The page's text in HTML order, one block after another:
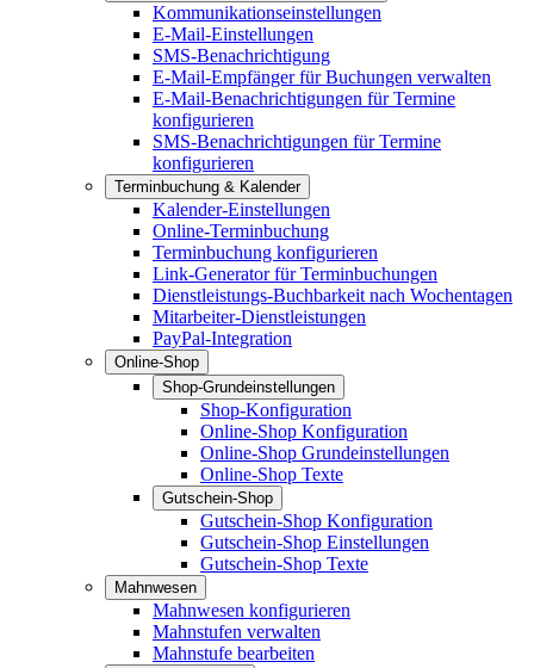
Kommunikationseinstellungen
E-Mail-Einstellungen
SMS-Benachrichtigung
E-Mail-Empfänger für Buchungen verwalten
E-Mail-Benachrichtigungen für Termine
konfigurieren
SMS-Benachrichtigungen für Termine
konfigurieren
Terminbuchung & Kalender
Kalender-Einstellungen
Online-Terminbuchung
Terminbuchung konfigurieren
Link-Generator für Terminbuchungen
Dienstleistungs-Buchbarkeit nach Wochentagen
Mitarbeiter-Dienstleistungen
PayPal-Integration
Online-Shop
Shop-Grundeinstellungen
Shop-Konfiguration
Online-Shop Konfiguration
Online-Shop Grundeinstellungen
Online-Shop Texte
Gutschein-Shop
Gutschein-Shop Konfiguration
Gutschein-Shop Einstellungen
Gutschein-Shop Texte
Mahnwesen
Mahnwesen konfigurieren
Mahnstufen verwalten
Mahnstufe bearbeiten